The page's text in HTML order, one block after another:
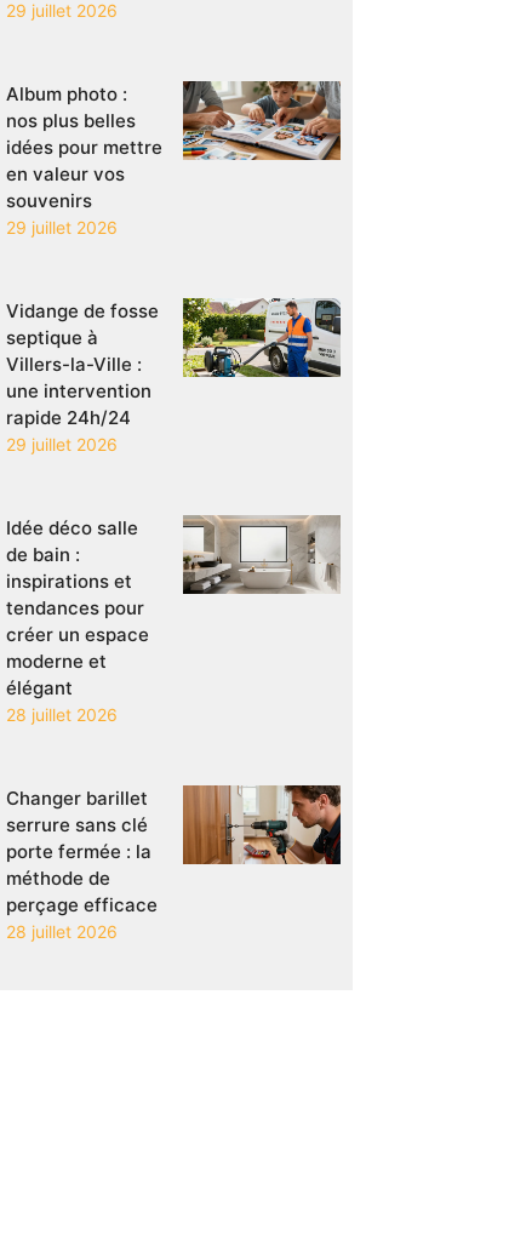
29 juillet 2026
Album photo :
nos plus belles
idées pour mettre
en valeur vos
souvenirs
29 juillet 2026
Vidange de fosse
septique à
Villers-la-Ville :
une intervention
rapide 24h/24
29 juillet 2026
Idée déco salle
de bain :
inspirations et
tendances pour
créer un espace
moderne et
élégant
28 juillet 2026
Changer barillet
serrure sans clé
porte fermée : la
méthode de
perçage efficace
28 juillet 2026